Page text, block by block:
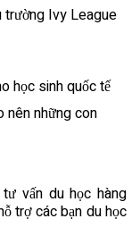
trường Ivy League
học sinh quốc tế
nên những con
vấn du học hàng
trợ các bạn du học